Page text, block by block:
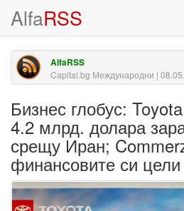
AlfaRSS
AlfaRSS
Capital.bg Международни |
Бизнес глобус:
4.2 млрд. долара
срещу Иран;
финансовите си цели